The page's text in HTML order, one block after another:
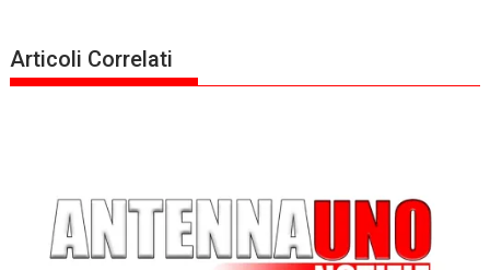
Articoli Correlati